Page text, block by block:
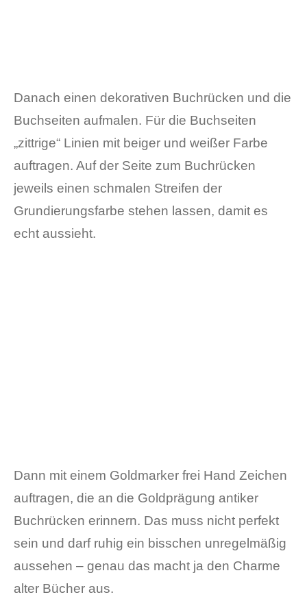
Danach einen dekorativen Buchrücken und die
Buchseiten aufmalen. Für die Buchseiten
„zittrige“ Linien mit beiger und weißer Farbe
auftragen. Auf der Seite zum Buchrücken
jeweils einen schmalen Streifen der
Grundierungsfarbe stehen lassen, damit es
echt aussieht.
Dann mit einem Goldmarker frei Hand Zeichen
auftragen, die an die Goldprägung antiker
Buchrücken erinnern. Das muss nicht perfekt
sein und darf ruhig ein bisschen unregelmäßig
aussehen – genau das macht ja den Charme
alter Bücher aus.